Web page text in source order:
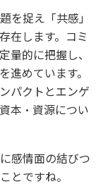
を捉え「共感」
在します。コミ
量的に把握し、
進めています。
パクトとエンゲ
本・資源につい
感情面の結びつ
とですね。